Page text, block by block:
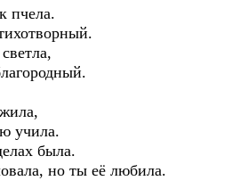
пчела.
учила.
была.
но ты её любила.